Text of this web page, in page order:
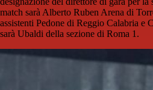
match sarà Alberto Ruben Arena di
assistenti Pedone di Reggio Calabria e
sarà Ubaldi della sezione di Roma 1.